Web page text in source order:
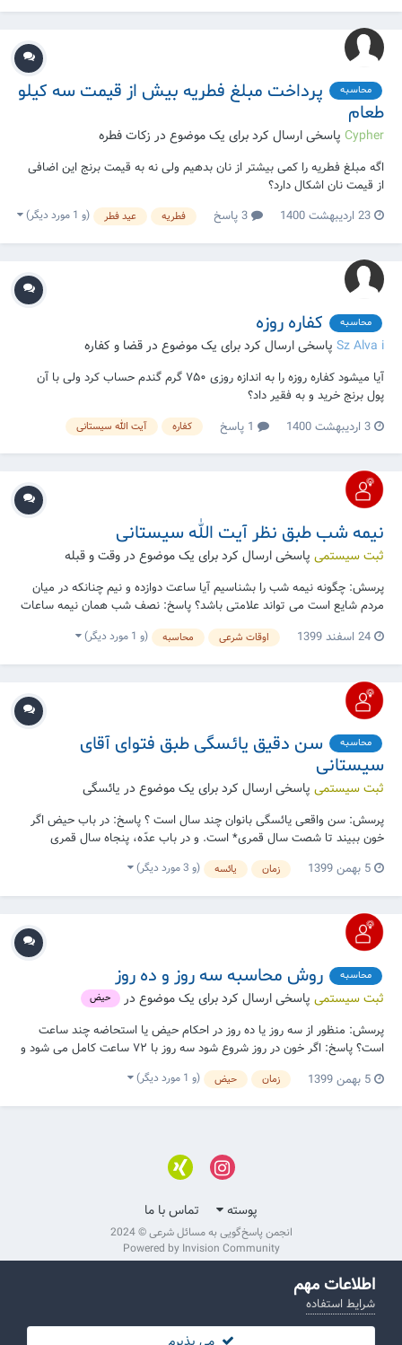
محاسبه
پرداخت مبلغ فطریه بیش از قیمت سه کیلو
طعام
Cypher پاسخی ارسال کرد برای یک موضوع در زکات فطره
اگه مبلغ فطریه را کمی بیشتر از نان بدهیم ولی نه به قیمت برنج این اضافی
از قیمت نان اشکال دارد؟
23 اردیبهشت 1400
فطریه عید فطر (و 1 مورد دیگر)
محاسبه کفاره روزه
Sz Alva i پاسخی ارسال کرد برای یک موضوع در قضا و کفاره
آیا میشود کفاره روزه را به اندازه روزی ۷۵۰ گرم گندم حساب کرد ولی با آن
پول برنج خرید و به فقیر داد؟
3 اردیبهشت 1400
کفاره آیت الله سیستانی
نیمه شب طبق نظر آیت الله سیستانی
ثبت سیستمی پاسخی ارسال کرد برای یک موضوع در وقت و قبله
پرسش: چگونه نیمه شب را بشناسیم آیا ساعت دوازده و نیم چنانکه در میان
مردم شایع است می تواند علامتی باشد؟ پاسخ: نصف شب همان نیمه ساعات
ما بین غروب تا طلوع فجر (اذان صبح) است البته نسبت به شروع شب همان
احتیاط میان غروب آفتاب یا گذشتن سرخی طرف مشرق از بالای سر انسان
باید رعایت شود. منبع: سایت...
24 اسفند 1399 اوقات شرعی محاسبه (و 1 مورد دیگر)
محاسبه
سن دقیق یائسگی طبق فتوای آقای
سیستانی
ثبت سیستمی پاسخی ارسال کرد برای یک موضوع در یائسگی
پرسش: سن واقعی یائسگی بانوان چند سال است ؟ پاسخ: در باب حیض اگر
خون ببیند تا شصت سال قمری* است. و در باب عدّه، پنجاه سال قمری
است** البته با فرض مایوس شدن از امدن خون ولی اگر خون ادامه دارد تا
تقریبا. ** پنجاه سال قمری...
5 بهمن 1399 زمان یائسه (و 3 مورد دیگر)
محاسبه روش محاسبه سه روز و ده روز
ثبت سیستمی پاسخی ارسال کرد برای یک موضوع در حیض
پرسش: منظور از سه روز یا ده روز در احکام حیض یا استحاضه چند ساعت
است؟ پاسخ: اگر خون در روز شروع شود سه روز با ۷۲ ساعت کامل می شود و
صبر کند بلکه غروب سه شنبه...
5 بهمن 1399 زمان حیض (و 1 مورد دیگر)
پوسته تماس با ما
انجمن پاسخ‌گویی به مسائل شرعی © 2024
Powered by Invision Community
اطلاعات مهم
شرایط استفاده